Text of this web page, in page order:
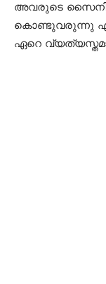
അവരുടെ സൈനിക
കൊണ്ടുവരുന്നു
ഏറെ